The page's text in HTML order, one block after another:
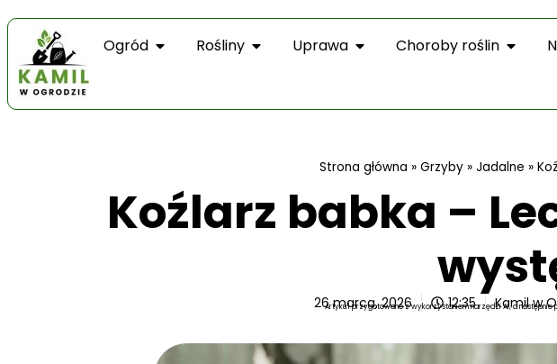
Ogród Rośliny Uprawa Choroby roślin
Strona główna » Grzyby» Jadalne »
Koźlarz babka –
26 marca, 2026 12:35 Kamil w
Artykuł przygotowano z wykorzystaniem narzędzi AI, a